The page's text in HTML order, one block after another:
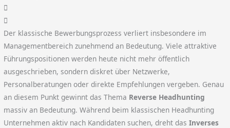
Der klassische Bewerbungsprozess verliert insbesondere im
Managementbereich zunehmend an Bedeutung. Viele attraktive
Führungspositionen werden heute nicht mehr öffentlich
ausgeschrieben, sondern diskret über Netzwerke,
Personalberatungen oder direkte Empfehlungen vergeben. Genau
an diesem Punkt gewinnt das Thema Reverse Headhunting
massiv an Bedeutung. Während beim klassischen Headhunting
Unternehmen aktiv nach Kandidaten suchen, dreht dasInverses